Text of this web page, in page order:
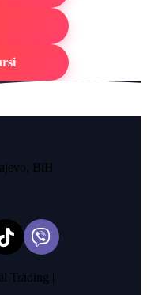
BiH
Trading |